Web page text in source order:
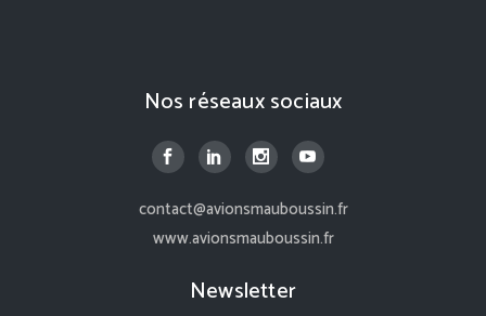
Nos réseaux sociaux
contact@avionsmauboussin.fr
www.avionsmauboussin.fr
Newsletter